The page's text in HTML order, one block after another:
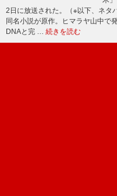
2日に放送された。（※以下、ネ
同名小説が原作。ヒマラヤ山中で
DNAと完 … 続きを読む